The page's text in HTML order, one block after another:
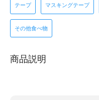
テープ マスキングテープ
その他食べ物
商品説明